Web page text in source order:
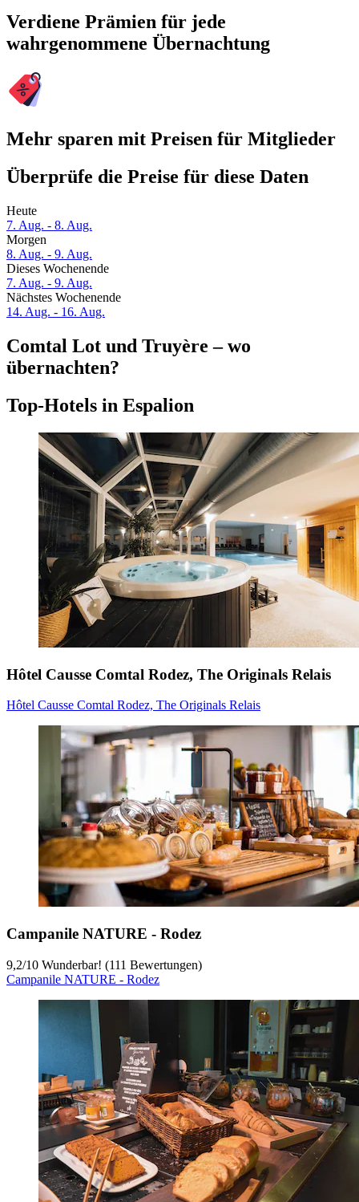
Verdiene Prämien für jede
wahrgenommene Übernachtung
Mehr sparen mit Preisen für Mitglieder
Überprüfe die Preise für diese Daten
Heute
7. Aug. - 8. Aug.
Morgen
8. Aug. - 9. Aug.
Dieses Wochenende
7. Aug. - 9. Aug.
Nächstes Wochenende
14. Aug. - 16. Aug.
Comtal Lot und Truyère – wo
übernachten?
Top-Hotels in Espalion
Hôtel Causse Comtal Rodez, The Originals Relais
Hôtel Causse Comtal Rodez, The Originals Relais
Campanile NATURE - Rodez
9,2/10 Wunderbar! (111 Bewertungen)
Campanile NATURE - Rodez